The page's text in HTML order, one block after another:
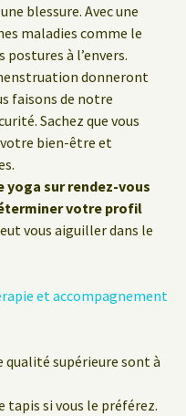
blessure. Avec une
maladies comme le
à l’envers.
donneront
faisons de notre
Sachez que vous
bien-être et
sur rendez-vous
votre profil
vous aiguiller dans le
et accompagnement
qualité supérieure sont à
tapis si vous le préférez.